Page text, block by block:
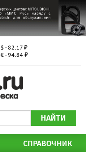
$ - 82.17 ₽
€ - 94.84 ₽
НАЙТИ
СПРАВОЧНИК